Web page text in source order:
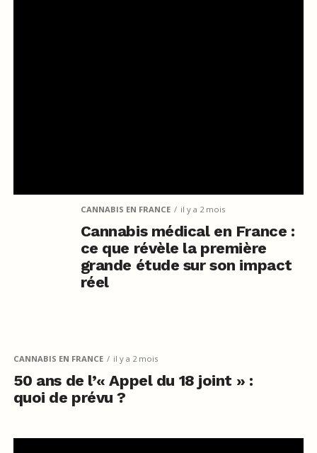
CANNABIS EN FRANCE il y a 2 mois
Cannabis médical en France :
ce que révèle la première
grande étude sur son impact
réel
CANNABIS EN FRANCE il y a 2 mois
50 ans de l’« Appel du 18 joint » :
quoi de prévu ?